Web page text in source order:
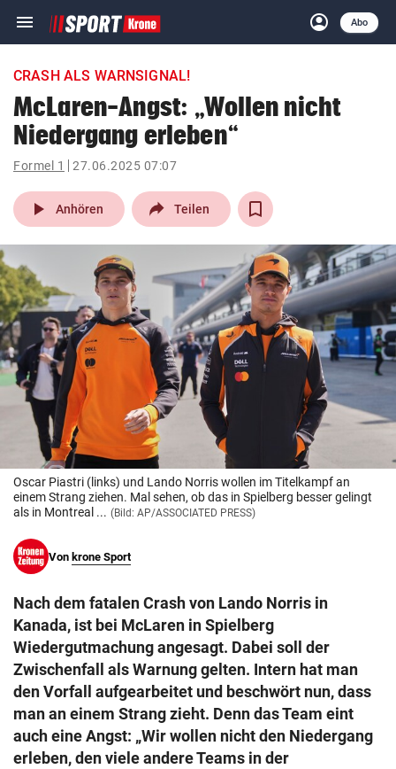
menu Navigation
ein-/ausklappen
account_circle
Anmelden
Abo
close Schließen
account_circle Anmelden
pin_drop
Wien arrow_right
bookmark
search
Suchbegriff
eingeben
© Krone Multimedia GmbH & Co KG 2026
Muthgasse 2, 1190 Wien
CRASH ALS WARNSIGNAL!
McLaren-Angst: „Wollen nicht
Niedergang erleben“
Formel 1 27.06.2025 07:07
play_arrow Anhören Teilen
Oscar Piastri (links) und Lando Norris wollen im Titelkampf an
einem Strang ziehen. Mal sehen, ob das in Spielberg besser gelingt
als in Montreal ... (Bild: AP/ASSOCIATED PRESS)
Von krone Sport
Nach dem fatalen Crash von Lando Norris in
Kanada, ist bei McLaren in Spielberg
Wiedergutmachung angesagt. Dabei soll der
Zwischenfall als Warnung gelten. Intern hat man
den Vorfall aufgearbeitet und beschwört nun, dass
man an einem Strang zieht. Denn das Team eint
auch eine Angst: „Wir wollen nicht den Niedergang
erleben, den viele andere Teams in der